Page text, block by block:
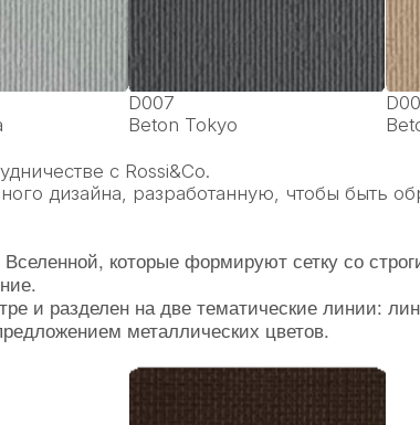
D007
Beton Tokyo
с Rossi&Co.
дизайна, разработанную, чтобы быть
которые формируют сетку со
и разделен на две тематические линии:
металлических цветов.
×